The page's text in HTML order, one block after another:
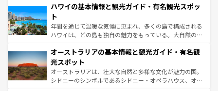
着のスイス情報はコンテンツ一覧を参照してほしい。
のような巨大都市は、観光、ショッピング、エンターテイ
ンメントが詰まった刺激的なスポットだ。一方、アメリカ
西部には大自然が広がり、グランドキャニオンやイエロー
ストーン国立公園といった絶景が堪能できる。さらに、南
文化が魅力。旅行者はアメリカの各地域で異なる魅力を楽
しみながら、その多様性と豊かな歴史を感じることができ
るだろう。車でのロードトリップや列車の旅も、アメリカ
ならではの贅沢な旅のスタイルだ。 なお、新着のアメリカ
情報は コンテンツ一覧 を参照してほしい。
ハワイの基本情報と観光ガイド・有名観光スポッ
ト
年間を通じて温暖な気候に恵まれ、多くの島で構成される
ハワイは、どの島も独自の魅力をもっている。大自然の神
ワイ島は見逃せない。また、定番の観光地といえばオアフ
島だが、静かな自然を求めるならマウイ島やカウアイ島が
おすすめ。エメラルドグリーンに輝く海をはじめ、豊かな
文化や歴史が息づいている。「アロハスピリット」と呼ば
オーストラリアの基本情報と観光ガイド・有名観
光スポット
オーストラリアは、壮大な自然と多様な文化が魅力の国。
シドニーのシンボルであるシドニー・オペラハウス、オー